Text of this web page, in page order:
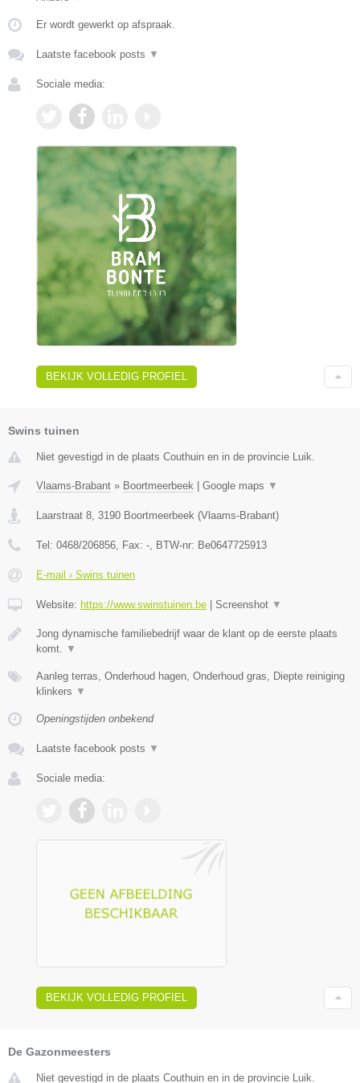
Er wordt gewerkt op afspraak.
Laatste facebook posts ▼
Sociale media:
BEKIJK VOLLEDIG PROFIEL
Swins tuinen
Niet gevestigd in de plaats Couthuin en in de provincie Luik.
Vlaams-Brabant » Boortmeerbeek Google maps ▼
Laarstraat 8, 3190 Boortmeerbeek (Vlaams-Brabant)
Tel: 0468/206856, Fax: -, BTW-nr: Be0647725913
E-mail › Swins tuinen
Website: https://www.swinstuinen.be Screenshot ▼
Jong dynamische familiebedrijf waar de klant op de eerste plaats
komt. ▼
Aanleg terras, Onderhoud hagen, Onderhoud gras, Diepte reiniging
klinkers ▼
Openingstijden onbekend
Laatste facebook posts ▼
Sociale media:
BEKIJK VOLLEDIG PROFIEL
De Gazonmeesters
Niet gevestigd in de plaats Couthuin en in de provincie Luik.